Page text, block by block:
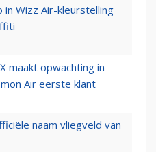
in Wizz Air-kleurstelling
maakt opwachting in
Air eerste klant
naam vliegveld van